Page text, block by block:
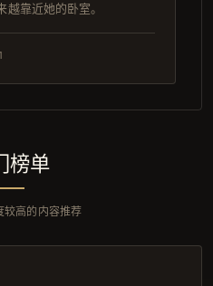
靠近她的卧室。
榜单
较高的内容推荐